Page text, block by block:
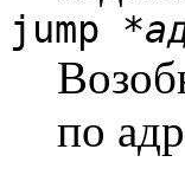
jump *
по